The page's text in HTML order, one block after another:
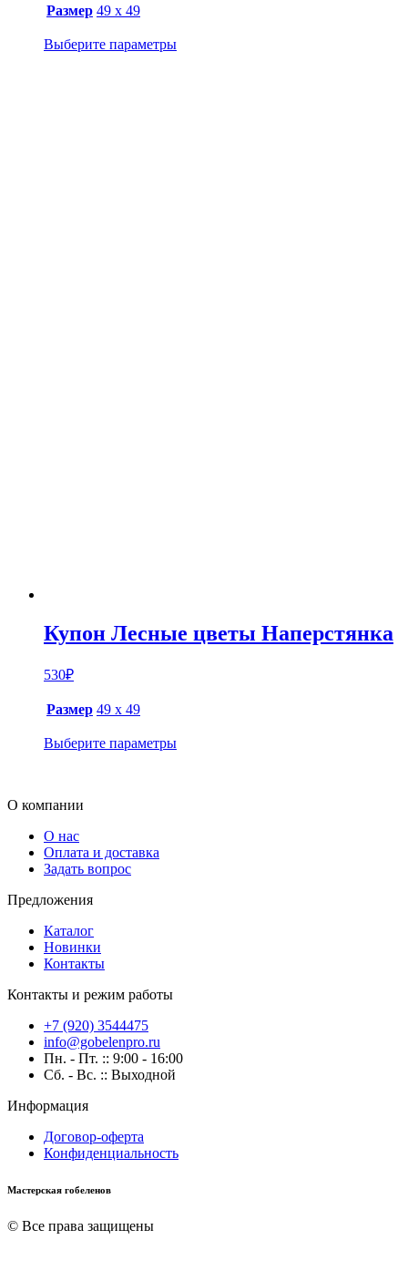
Размер 49 х 49
Выберите параметры
Купон Лесные цветы Наперстянка
530₽
Размер 49 х 49
Выберите параметры
О компании
О нас
Оплата и доставка
Задать вопрос
Предложения
Каталог
Новинки
Контакты
Контакты и режим работы
+7 (920) 3544475
info@gobelenpro.ru
Пн. - Пт. :: 9:00 - 16:00
Сб. - Вс. :: Выходной
Информация
Договор-оферта
Конфиденциальность
Мастерская гобеленов
© Все права защищены